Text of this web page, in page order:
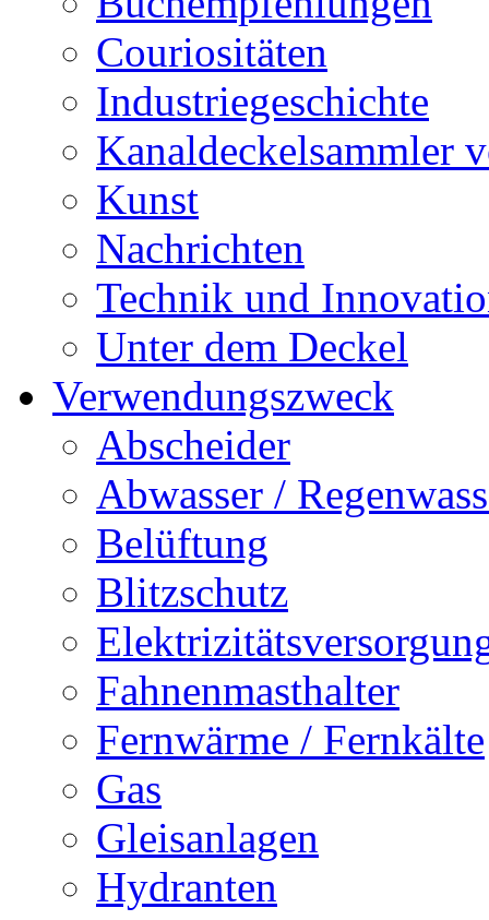
Couriositäten
Industriegeschichte
Kanaldeckelsammler
Kunst
Nachrichten
Technik und
Unter dem Deckel
Verwendungszweck
Abscheider
Abwasser /
Belüftung
Blitzschutz
Fahnenmasthalter
Fernwärme / Fernkälte
Gas
Gleisanlagen
Hydranten